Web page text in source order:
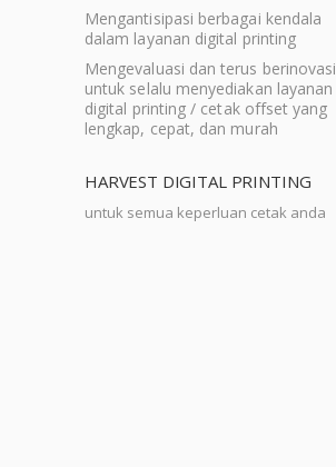
Mengantisipasi berbagai kendala
dalam layanan digital printing
Mengevaluasi dan terus berinovasi
untuk selalu menyediakan layanan
digital printing / cetak offset yang
lengkap, cepat, dan murah
HARVEST DIGITAL PRINTING
untuk semua keperluan cetak anda